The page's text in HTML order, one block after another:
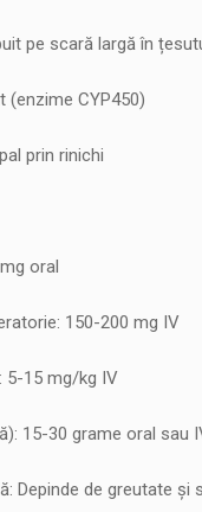
pe scară largă în
(enzime CYP450)
prin rinichi
oral
150-200 mg IV
5-15 mg/kg IV
15-30 grame oral sau
Depinde de greutate și